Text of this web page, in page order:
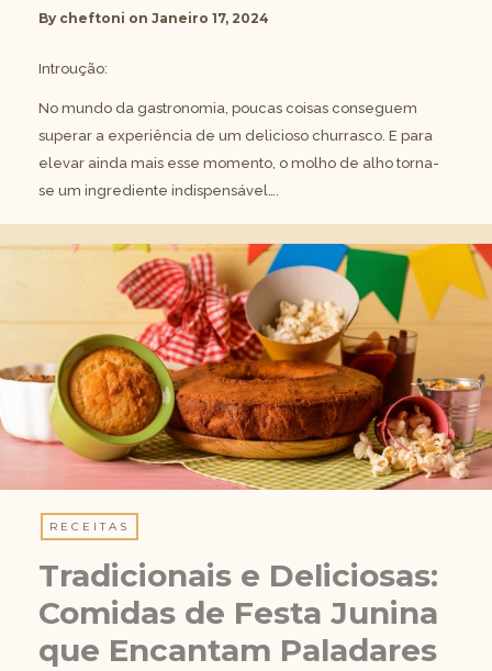
By cheftoni on Janeiro 17, 2024
Introução:
No mundo da gastronomia, poucas coisas conseguem
superar a experiência de um delicioso churrasco. E para
elevar ainda mais esse momento, o molho de alho torna-
se um ingrediente indispensável….
RECEITAS
Tradicionais e Deliciosas:
Comidas de Festa Junina
que Encantam Paladares